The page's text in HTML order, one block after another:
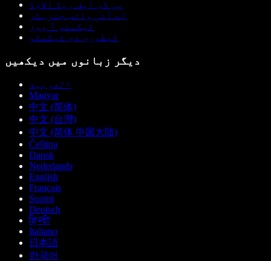
پی ڈی ایف ریڈ الاؤڈ
اے آئی وائس جنریٹر
ٹیکستو آ ووز
لیطوری دی ٹیکسٹو
دیگر زبانوں میں دیکھیں
العربية
Magyar
中文 (简体)
中文 (台灣)
中文 (简体 中国大陆)
Čeština
Dansk
Nederlands
English
Français
Suomi
Deutsch
हिन्दी
Italiano
日本語
한국어